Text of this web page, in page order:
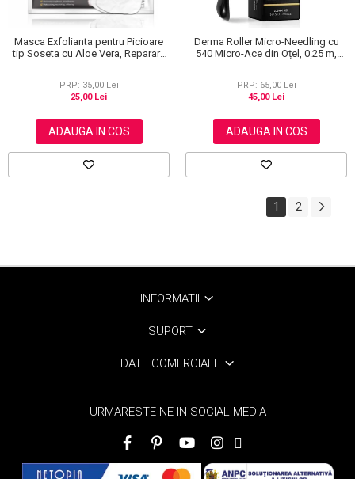
Masca Exfolianta pentru Picioare
tip Soseta cu Aloe Vera, Reparare
PRP: 35,00 Lei
25,00 Lei
ADAUGA IN COS
Derma Roller Micro-Needling cu
540 Micro-Ace din Oțel, 0.25 m,
PRP: 65,00 Lei
45,00 Lei
ADAUGA IN COS
1 2
INFORMATII
SUPORT
DATE COMERCIALE
URMARESTE-NE IN SOCIAL MEDIA